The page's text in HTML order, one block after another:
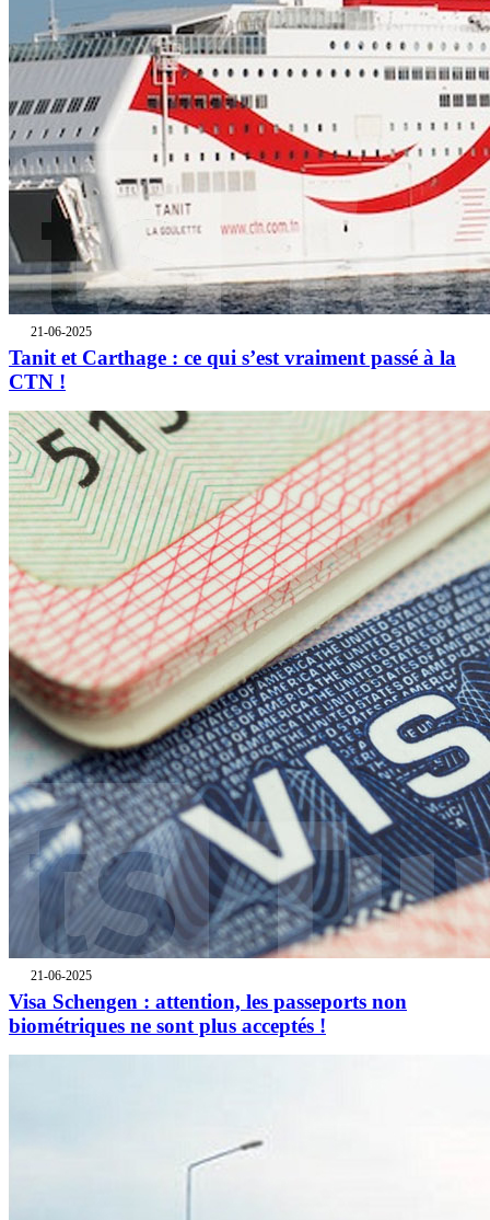
21-06-2025
Tanit et Carthage : ce qui s’est vraiment passé à la
CTN !
21-06-2025
Visa Schengen : attention, les passeports non
biométriques ne sont plus acceptés !